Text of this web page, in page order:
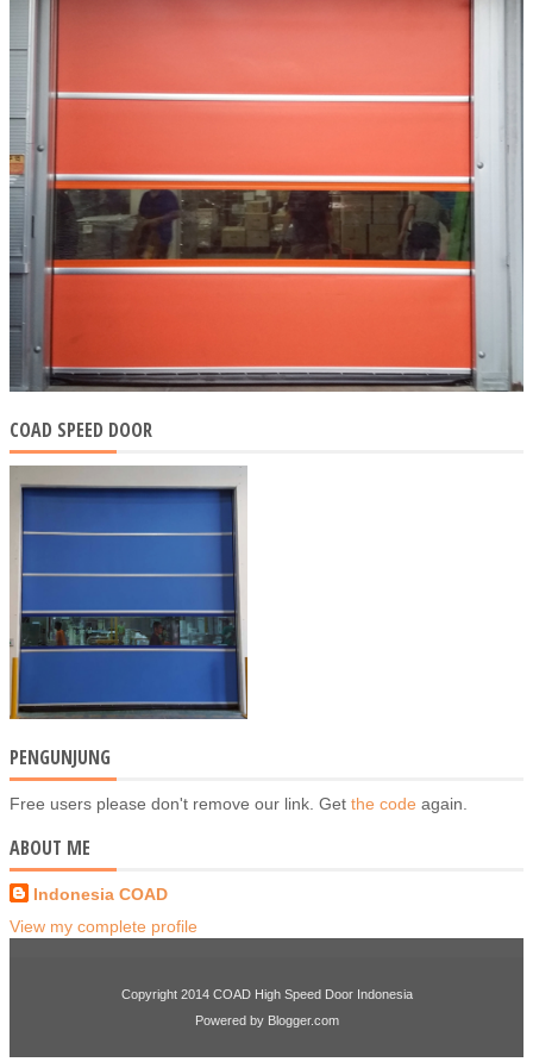
COAD SPEED DOOR
PENGUNJUNG
Free users please don't remove our link. Get the code again.
ABOUT ME
Indonesia COAD
View my complete profile
Copyright 2014 COAD High Speed Door Indonesia
Powered by Blogger.com